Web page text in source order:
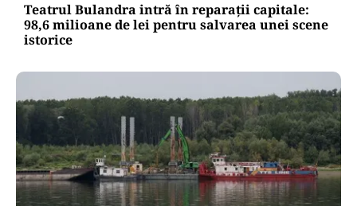
Teatrul Bulandra intră în reparații capitale:
98,6 milioane de lei pentru salvarea unei scene
istorice